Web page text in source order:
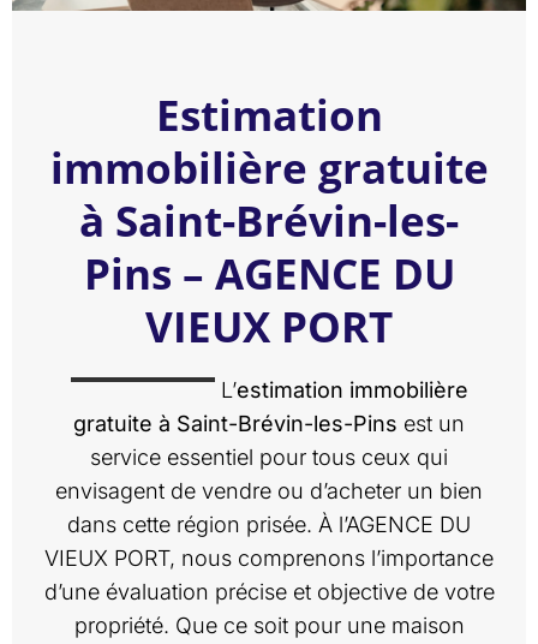
Estimation
immobilière gratuite
à Saint-Brévin-les-
Pins – AGENCE DU
VIEUX PORT
L’estimation immobilière
gratuite à Saint-Brévin-les-Pins est un
service essentiel pour tous ceux qui
envisagent de vendre ou d’acheter un bien
dans cette région prisée. À l’AGENCE DU
VIEUX PORT, nous comprenons l’importance
d’une évaluation précise et objective de votre
propriété. Que ce soit pour une maison